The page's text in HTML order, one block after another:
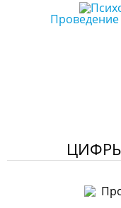
Проведение